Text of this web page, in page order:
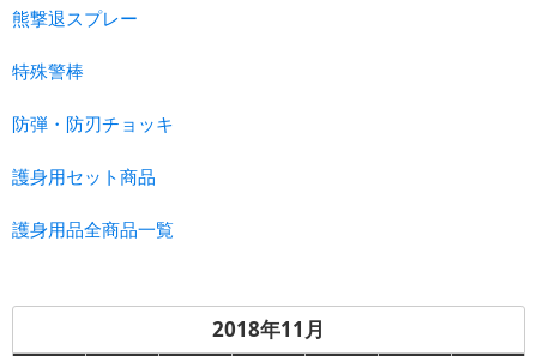
熊撃退スプレー
特殊警棒
防弾・防刃チョッキ
護身用セット商品
護身用品全商品一覧
2018年11月